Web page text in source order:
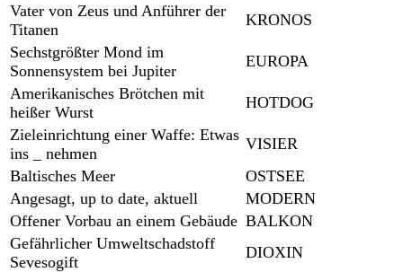
Vater von Zeus und Anführer der
Titanen
KRONOS
Sechstgrößter Mond im
Sonnensystem bei Jupiter
EUROPA
Amerikanisches Brötchen mit
heißer Wurst
HOTDOG
Zieleinrichtung einer Waffe: Etwas
ins _ nehmen
VISIER
Baltisches Meer
OSTSEE
Angesagt, up to date, aktuell
MODERN
Offener Vorbau an einem Gebäude BALKON
Gefährlicher Umweltschadstoff
Sevesogift
DIOXIN